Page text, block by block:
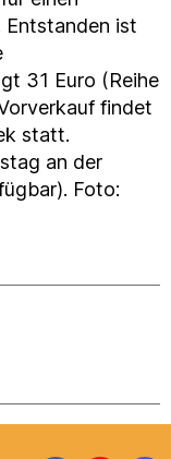
ist
31 Euro (Reihe
findet
statt.
an der
Foto: